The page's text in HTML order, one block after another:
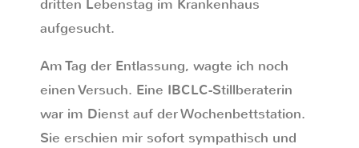
dritten Lebenstag im Krankenhaus
aufgesucht.
Am Tag der Entlassung, wagte ich noch
einen Versuch. Eine IBCLC-Stillberaterin
war im Dienst auf der Wochenbettstation.
Sie erschien mir sofort sympathisch und